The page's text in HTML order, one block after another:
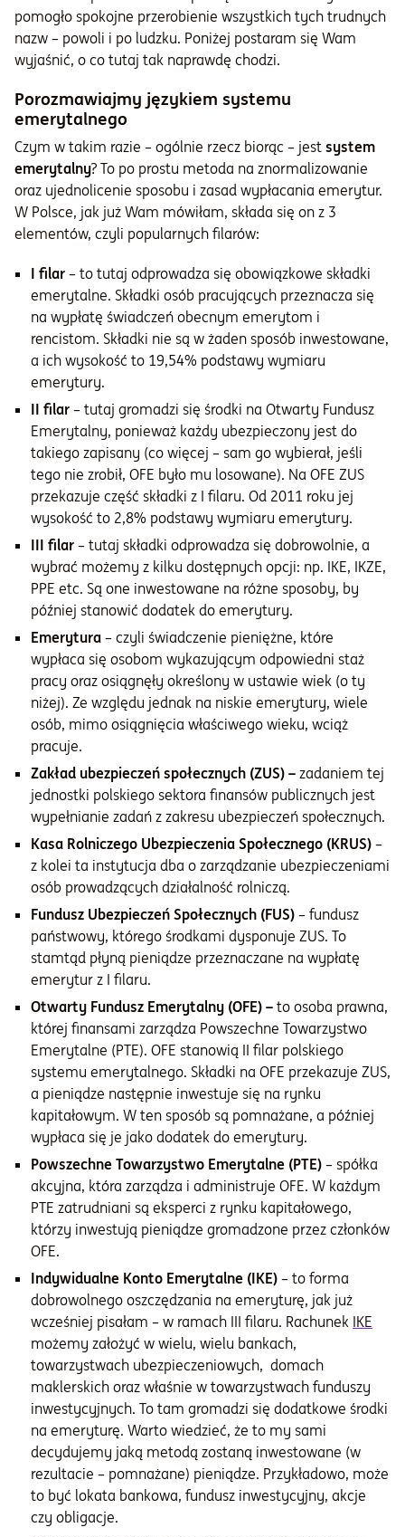
pomogło spokojne przerobienie wszystkich tych trudnych
nazw – powoli i po ludzku. Poniżej postaram się Wam
wyjaśnić, o co tutaj tak naprawdę chodzi.
Porozmawiajmy językiem systemu
emerytalnego
Czym w takim razie – ogólnie rzecz biorąc – jest system
emerytalny? To po prostu metoda na znormalizowanie
oraz ujednolicenie sposobu i zasad wypłacania emerytur.
W Polsce, jak już Wam mówiłam, składa się on z 3
elementów, czyli popularnych filarów:
I filar – to tutaj odprowadza się obowiązkowe składki
emerytalne. Składki osób pracujących przeznacza się
na wypłatę świadczeń obecnym emerytom i
rencistom. Składki nie są w żaden sposób inwestowane,
a ich wysokość to 19,54% podstawy wymiaru
emerytury.
II filar – tutaj gromadzi się środki na Otwarty Fundusz
Emerytalny, ponieważ każdy ubezpieczony jest do
takiego zapisany (co więcej – sam go wybierał, jeśli
tego nie zrobił, OFE było mu losowane). Na OFE ZUS
przekazuje część składki z I filaru. Od 2011 roku jej
wysokość to 2,8% podstawy wymiaru emerytury.
III filar – tutaj składki odprowadza się dobrowolnie, a
wybrać możemy z kilku dostępnych opcji: np. IKE, IKZE,
PPE etc. Są one inwestowane na różne sposoby, by
później stanowić dodatek do emerytury.
Emerytura – czyli świadczenie pieniężne, które
wypłaca się osobom wykazującym odpowiedni staż
pracy oraz osiągnęły określony w ustawie wiek (o ty
niżej). Ze względu jednak na niskie emerytury, wiele
osób, mimo osiągnięcia właściwego wieku, wciąż
pracuje.
Zakład ubezpieczeń społecznych (ZUS) – zadaniem tej
jednostki polskiego sektora finansów publicznych jest
wypełnianie zadań z zakresu ubezpieczeń społecznych.
Kasa Rolniczego Ubezpieczenia Społecznego (KRUS) –
z kolei ta instytucja dba o zarządzanie ubezpieczeniami
osób prowadzących działalność rolniczą.
Fundusz Ubezpieczeń Społecznych (FUS) – fundusz
państwowy, którego środkami dysponuje ZUS. To
stamtąd płyną pieniądze przeznaczane na wypłatę
emerytur z I filaru.
Otwarty Fundusz Emerytalny (OFE) – to osoba prawna,
której finansami zarządza Powszechne Towarzystwo
Emerytalne (PTE). OFE stanowią II filar polskiego
systemu emerytalnego. Składki na OFE przekazuje ZUS,
a pieniądze następnie inwestuje się na rynku
kapitałowym. W ten sposób są pomnażane, a później
wypłaca się je jako dodatek do emerytury.
Powszechne Towarzystwo Emerytalne (PTE) – spółka
akcyjna, która zarządza i administruje OFE. W każdym
PTE zatrudniani są eksperci z rynku kapitałowego,
którzy inwestują pieniądze gromadzone przez członków
OFE.
Indywidualne Konto Emerytalne (IKE) – to forma
dobrowolnego oszczędzania na emeryturę, jak już
wcześniej pisałam – w ramach III filaru. Rachunek IKE
możemy założyć w wielu, wielu bankach,
towarzystwach ubezpieczeniowych, domach
maklerskich oraz właśnie w towarzystwach funduszy
inwestycyjnych. To tam gromadzi się dodatkowe środki
na emeryturę. Warto wiedzieć, że to my sami
decydujemy jaką metodą zostaną inwestowane (w
rezultacie – pomnażane) pieniądze. Przykładowo, może
to być lokata bankowa, fundusz inwestycyjny, akcje
czy obligacje.